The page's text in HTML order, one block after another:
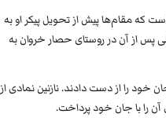
که مقام‌ها پیش از تحویل پیکر او به
زهرا اسمیخانی پس از آن در روستای حصار خروان به
خود را از دست دادند. نازنین نمادی از
آن را با جان خود پرداخت.